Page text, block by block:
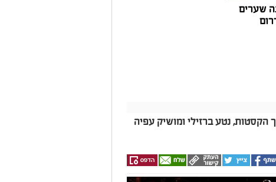
שערים
הקסטות, נטע ברזילי ומושיק עפיה